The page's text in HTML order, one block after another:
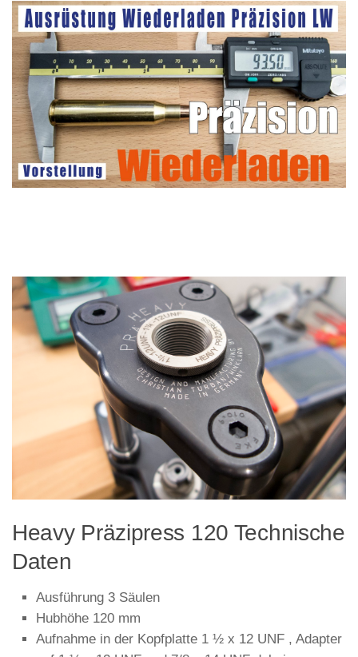
Heavy Präzipress 120 Technische
Daten
Ausführung 3 Säulen
Hubhöhe 120 mm
Aufnahme in der Kopfplatte 1 ½ x 12 UNF , Adapter